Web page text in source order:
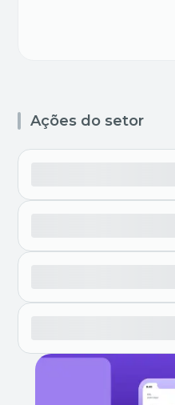
Ações do setor